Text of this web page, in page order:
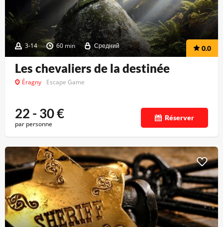
3-14 60 min Средний 0.0
Les chevaliers de la destinée
Éragny Escape Game
22 - 30€
par personne
Réserver